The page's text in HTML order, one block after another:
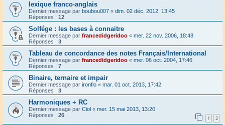
lexique franco-anglais
Dernier message par boubou007 « dim. 02 déc. 2012, 13:45
Réponses : 12
Solfége : les bases à connaitre
Dernier message par francedidgeridoo « mer. 22 nov. 2006, 18:48
Réponses : 3
Tableau de concordance des notes Français/International
Dernier message par francedidgeridoo « mer. 06 oct. 2004, 17:46
Réponses : 7
Binaire, ternaire et impair
Dernier message par ironflo « mar. 01 oct. 2013, 17:42
Réponses : 3
Harmoniques + RC
Dernier message par Ciol « mer. 15 mai 2013, 13:20
Réponses : 26 1 2